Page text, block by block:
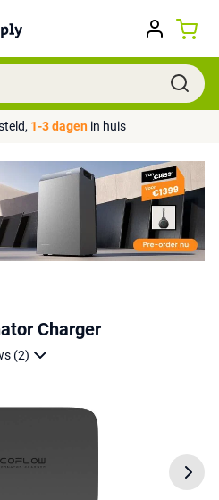
1-3 dagen in huis
Charger
(2)